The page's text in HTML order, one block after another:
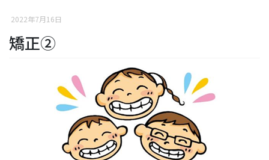
2022年7月16日
矯正②